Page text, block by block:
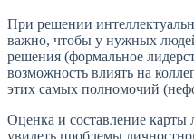
При решении
важно, чтобы у нужных
решения (формальное
возможность влиять на
этих самых полномочий
Оценка и составление карты